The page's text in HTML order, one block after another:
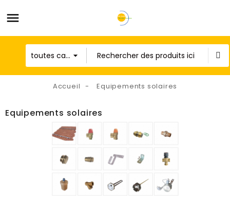
Accueil Equipements solaires
Equipements solaires